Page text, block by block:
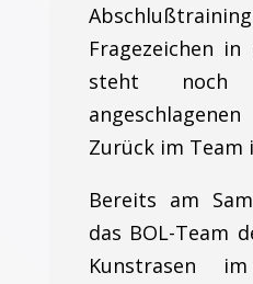
Fragezeichen
steht
Zurück im Team
Bereits am
das BOL-Team
Kunstrasen